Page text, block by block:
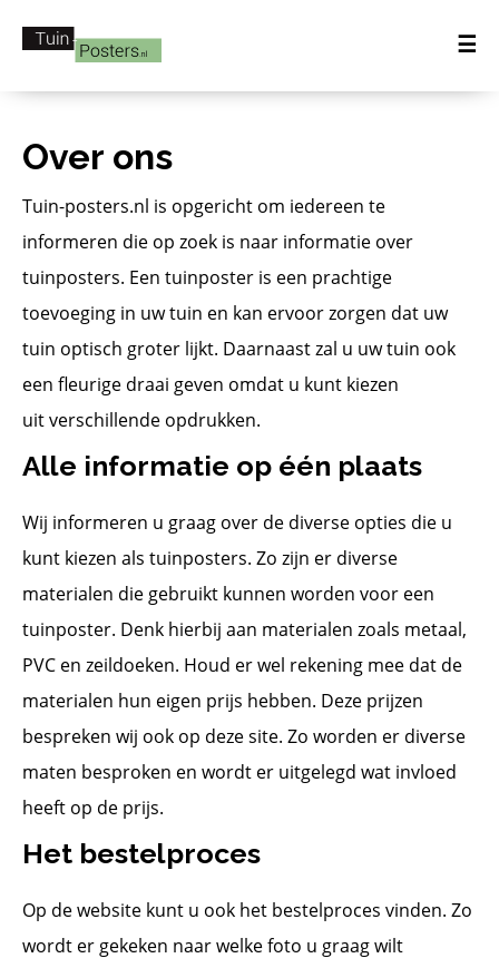
☰
Over ons
Tuin-posters.nl is opgericht om iedereen te
informeren die op zoek is naar informatie over
tuinposters. Een tuinposter is een prachtige
toevoeging in uw tuin en kan ervoor zorgen dat uw
tuin optisch groter lijkt. Daarnaast zal u uw tuin ook
een fleurige draai geven omdat u kunt kiezen
uit verschillende opdrukken.
Alle informatie op één plaats
Wij informeren u graag over de diverse opties die u
kunt kiezen als tuinposters. Zo zijn er diverse
materialen die gebruikt kunnen worden voor een
tuinposter. Denk hierbij aan materialen zoals metaal,
PVC en zeildoeken. Houd er wel rekening mee dat de
materialen hun eigen prijs hebben. Deze prijzen
bespreken wij ook op deze site. Zo worden er diverse
maten besproken en wordt er uitgelegd wat invloed
heeft op de prijs.
Het bestelproces
Op de website kunt u ook het bestelproces vinden. Zo
wordt er gekeken naar welke foto u graag wilt